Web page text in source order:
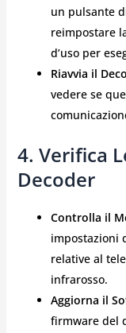
un pulsante
reimpostare
d’uso per
Riavvia il
vedere se
4. Verifica
Decoder
Controlla il
impostazioni
relative al
infrarosso.
Aggiorna il
firmware del